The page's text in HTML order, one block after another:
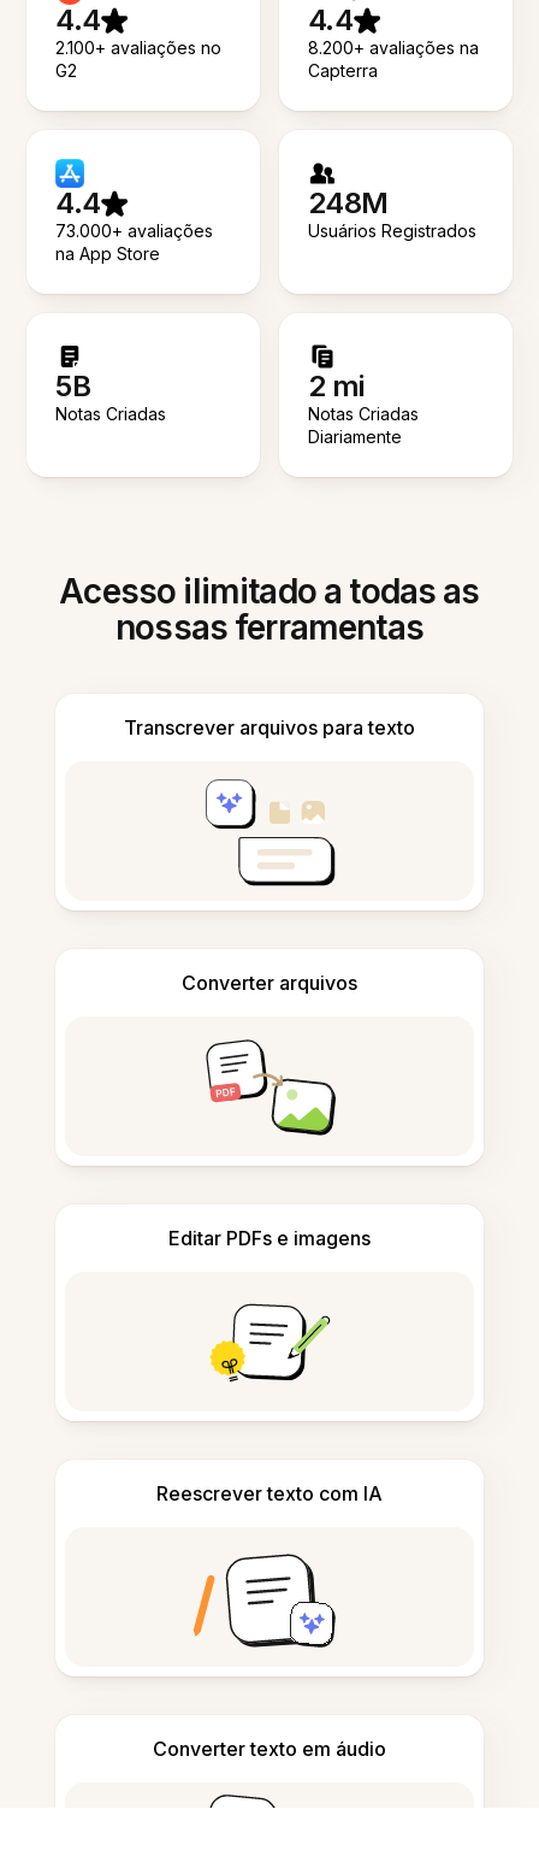
4.4
2.100+ avaliações no
G2
4.4
8.200+ avaliações na
Capterra
4.4
73.000+ avaliações
na App Store
248M
Usuários Registrados
5B
Notas Criadas
2 mi
Notas Criadas
Diariamente
Acesso ilimitado a todas as
nossas ferramentas
Transcrever arquivos para texto
Converter arquivos
Editar PDFs e imagens
Reescrever texto com IA
Converter texto em áudio